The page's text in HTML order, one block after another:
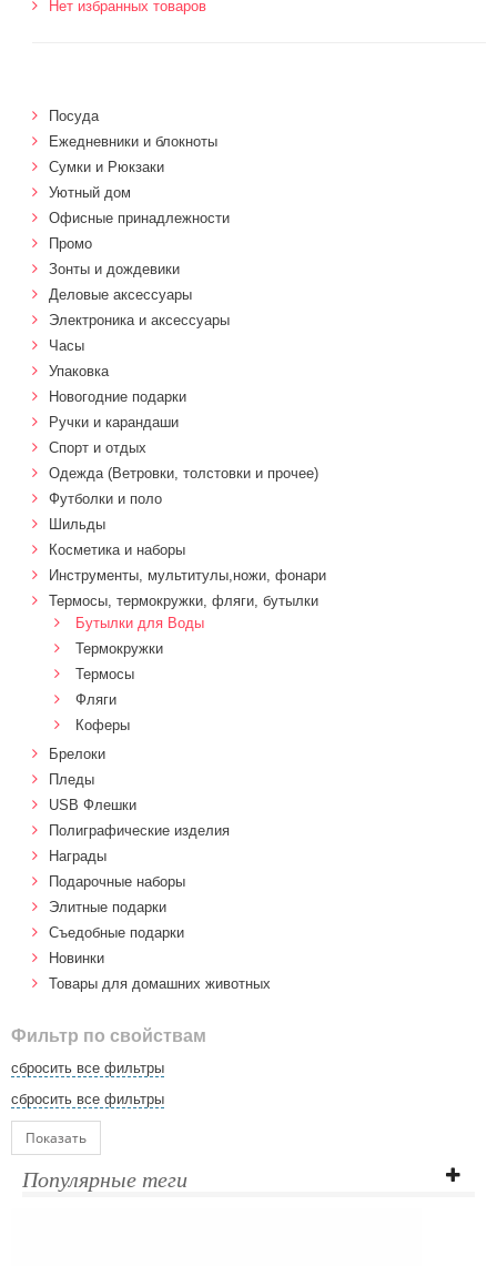
Нет избранных товаров
Посуда
Ежедневники и блокноты
Сумки и Рюкзаки
Уютный дом
Офисные принадлежности
Промо
Зонты и дождевики
Деловые аксессуары
Электроника и аксессуары
Часы
Упаковка
Новогодние подарки
Ручки и карандаши
Спорт и отдых
Одежда (Ветровки, толстовки и прочее)
Футболки и поло
Шильды
Косметика и наборы
Инструменты, мультитулы,ножи, фонари
Термосы, термокружки, фляги, бутылки
Бутылки для Воды
Термокружки
Термосы
Фляги
Коферы
Брелоки
Пледы
USB Флешки
Полиграфические изделия
Награды
Подарочные наборы
Элитные подарки
Cъедобные подарки
Новинки
Товары для домашних животных
Фильтр по свойствам
сбросить все фильтры
сбросить все фильтры
Показать
Популярные теги